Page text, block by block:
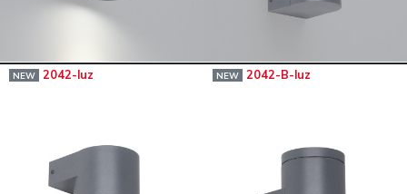
NEW 2042-luz NEW 2042-B-luz